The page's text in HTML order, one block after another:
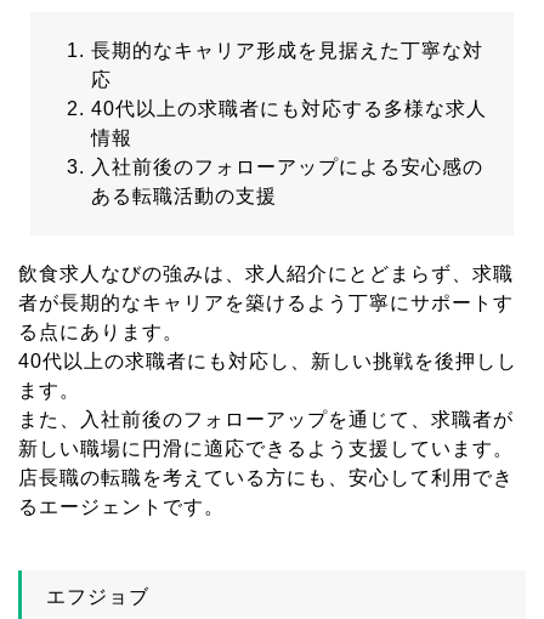
長期的なキャリア形成を見据えた丁寧な対
応
40代以上の求職者にも対応する多様な求人
情報
入社前後のフォローアップによる安心感の
ある転職活動の支援
飲食求人なびの強みは、求人紹介にとどまらず、求職
者が長期的なキャリアを築けるよう丁寧にサポートす
る点にあります。
40代以上の求職者にも対応し、新しい挑戦を後押しし
ます。
また、入社前後のフォローアップを通じて、求職者が
新しい職場に円滑に適応できるよう支援しています。
店長職の転職を考えている方にも、安心して利用でき
るエージェントです。
エフジョブ